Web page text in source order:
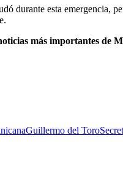
durante esta emergencia,
más importantes de
Guillermo del Toro